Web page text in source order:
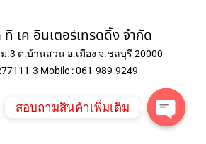
เค อินเตอร์เทรดดิ้ง จำกัด
.3 ต.บ้านสวน อ.เมือง จ.ชลบุรี 20000
3 Mobile : 061-989-9249
สอบถามสินค้าเพิ่มเติม
Open